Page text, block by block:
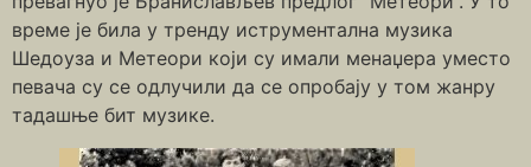
време је била у тренду иструментална музика
Шедоуза и Метеори који су имали менаџера уместо
певача су се одлучили да се опробају у том жанру
тадашње бит музике.